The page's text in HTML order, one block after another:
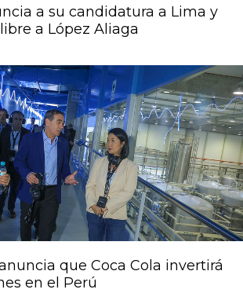
a su candidatura a Lima y
a López Aliaga
que Coca Cola invertirá
en el Perú